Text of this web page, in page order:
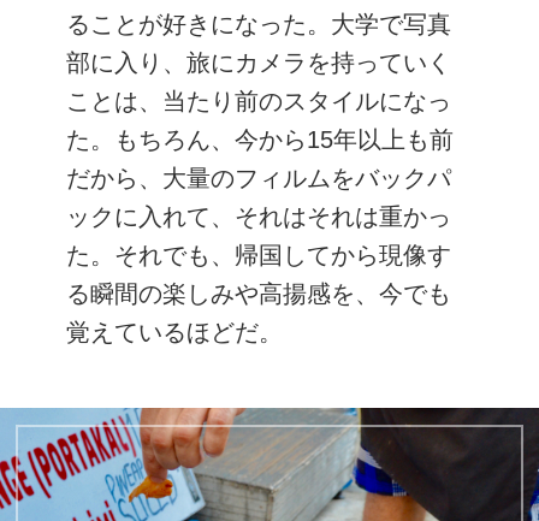
ることが好きになった。大学で写真
部に入り、旅にカメラを持っていく
ことは、当たり前のスタイルになっ
た。もちろん、今から15年以上も前
だから、大量のフィルムをバックパ
ックに入れて、それはそれは重かっ
た。それでも、帰国してから現像す
る瞬間の楽しみや高揚感を、今でも
覚えているほどだ。